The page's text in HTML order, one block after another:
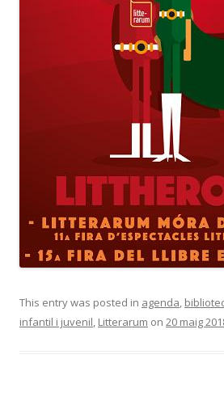
This entry was posted in agenda,
infantil i juvenil, Litterarum on 20 maig